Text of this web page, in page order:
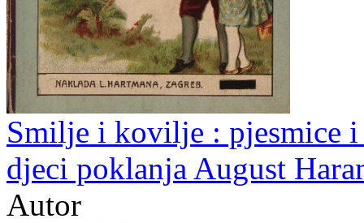
Smilje i kovilje : pjesmice
djeci poklanja August
Autor